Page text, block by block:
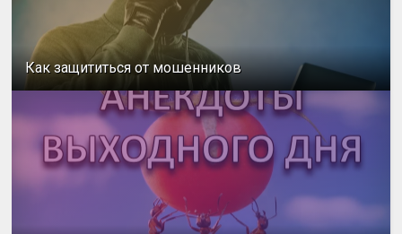
Как защититься от мошенников